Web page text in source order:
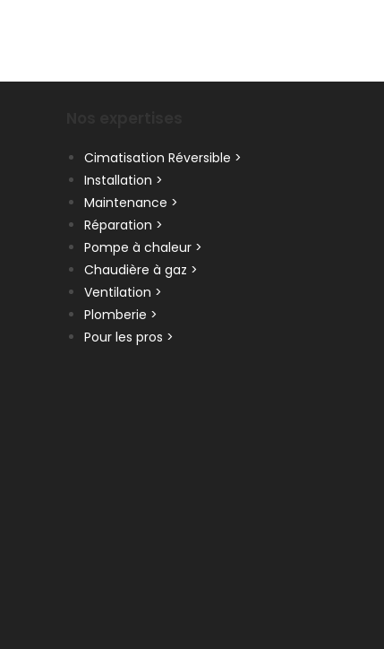
Cimatisation Réversible >
Installation >
Maintenance >
Réparation >
Pompe à chaleur >
Chaudière à gaz >
Ventilation >
Plomberie >
Pour les pros >